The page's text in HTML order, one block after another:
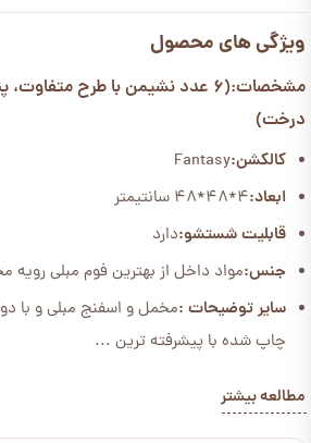
ویژگی های محصول
مشخصات:(6 عدد نشیمن با طرح
درخت)
کالکشن:Fantasy
ابعاد:4*48*48 سانتیمتر
قابلیت شستشو:دارد
جنس:مواد داخل از بهترین فوم مبلی
سایر توضیحات :مخمل و اسفنج مبلی و با
چاپ شده با پیشرفته ترین ...
مطالعه بیشتر